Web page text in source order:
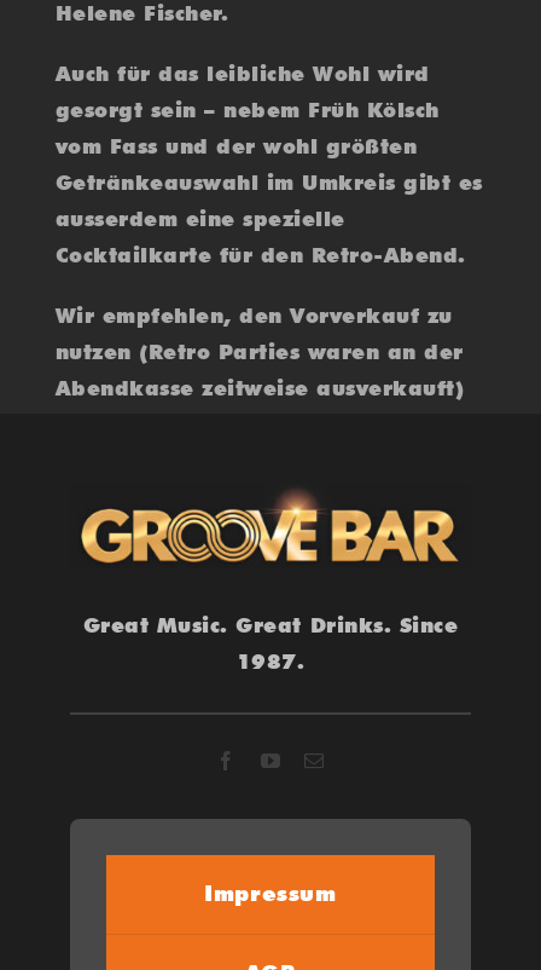
Helene Fischer.
Auch für das leibliche Wohl wird
gesorgt sein – nebem Früh Kölsch
vom Fass und der wohl größten
Getränkeauswahl im Umkreis gibt es
ausserdem eine spezielle
Cocktailkarte für den Retro-Abend.
Wir empfehlen, den Vorverkauf zu
nutzen (Retro Parties waren an der
Abendkasse zeitweise ausverkauft)
Great Music. Great Drinks. Since
1987.
Impressum